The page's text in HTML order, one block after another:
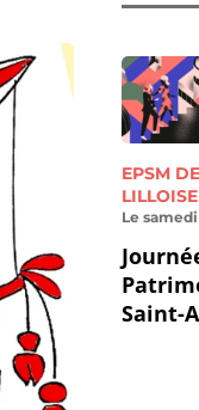
EPSM
LILLOISE
Le
Saint-